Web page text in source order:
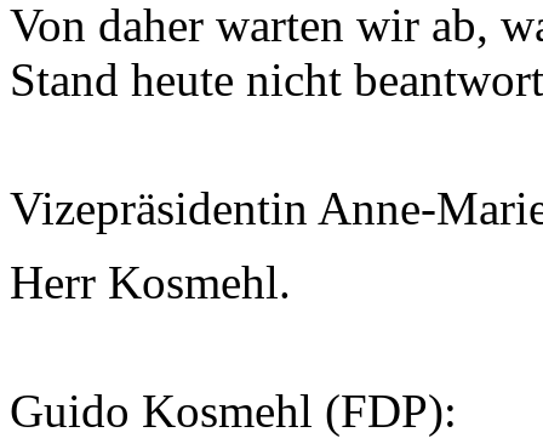
Von daher warten wir ab,
Stand heute nicht
Vizepräsidentin Anne-
Herr Kosmehl.
Guido Kosmehl (FDP):